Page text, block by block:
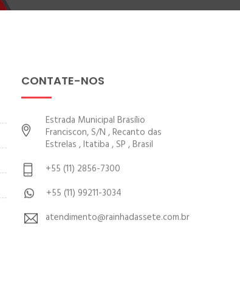
Estrada Municipal Brasílio
Franciscon, S/N , Recanto das
+55 (11) 2856-7300